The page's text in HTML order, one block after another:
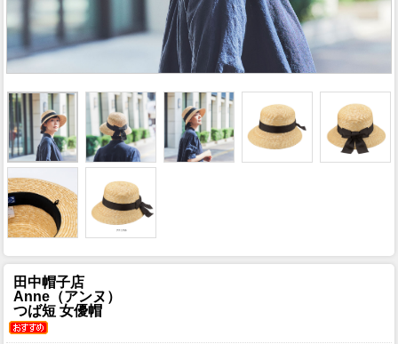
田中帽子店
Anne（アンヌ）
つば短 女優帽